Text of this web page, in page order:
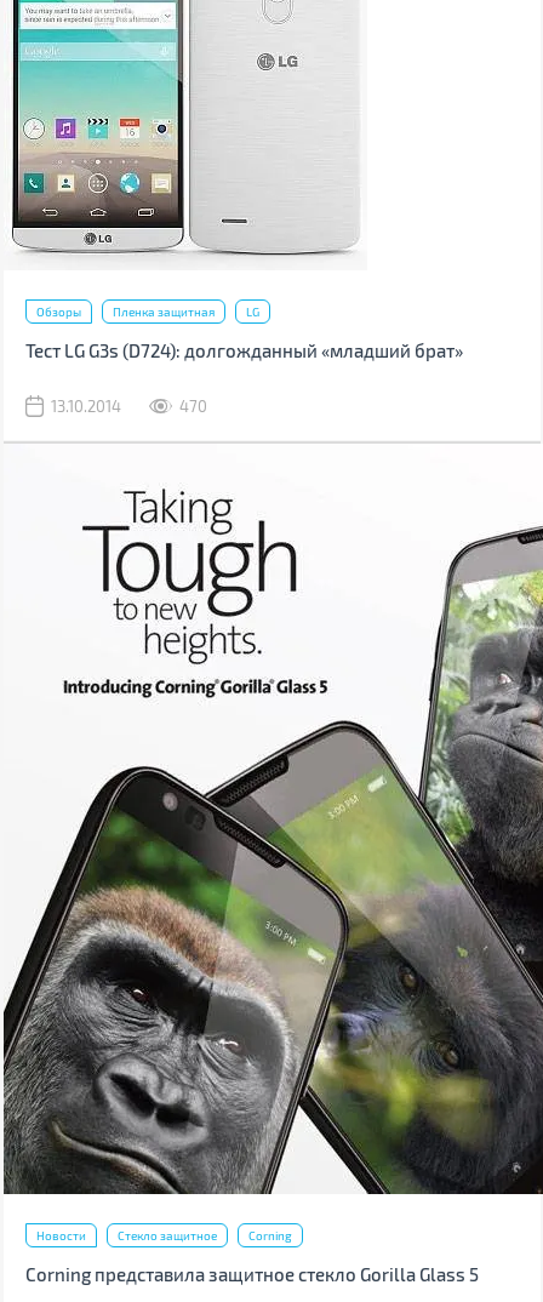
Обзоры Пленка защитная LG
Тест LG G3s (D724): долгожданный «младший брат»
13.10.2014 470
Новости Стекло защитное Corning
Corning представила защитное стекло Gorilla Glass 5